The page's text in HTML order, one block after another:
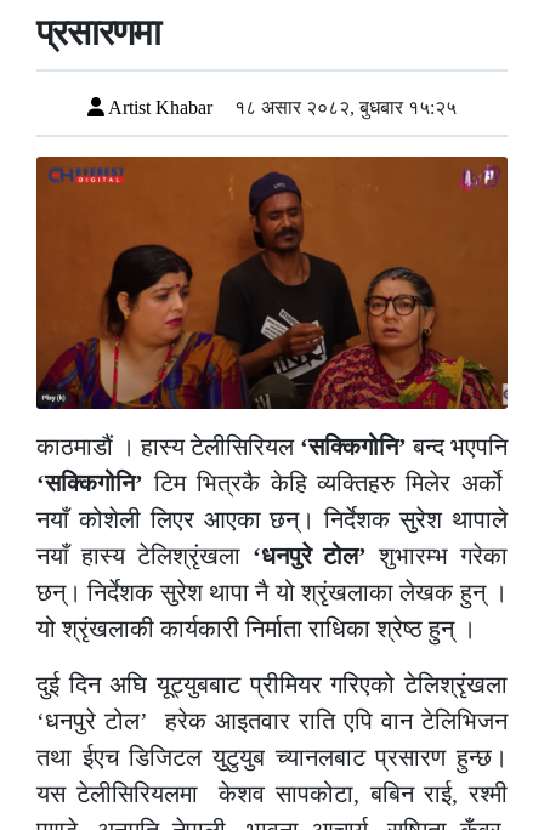
प्रसारणमा
Artist Khabar १८ असार २०८२, बुधबार १५:२५
काठमाडौं । हास्य टेलीसिरियल‘सक्किगोनि’ बन्द भएपनि
‘सक्किगोनि’ टिम भित्रकै केहि व्यक्तिहरु मिलेर अर्को
नयाँ कोशेली लिएर आएका छन्। निर्देशक सुरेश थापाले
नयाँ हास्य टेलिश्रृंखला ‘धनपुरे टोल’ शुभारम्भ गरेका
छन्। निर्देशक सुरेश थापा नै यो श्रृंखलाका लेखक हुन् ।
यो श्रृंखलाकी कार्यकारी निर्माता राधिका श्रेष्ठ हुन् ।
दुई दिन अघि यूट्युबबाट प्रीमियर गरिएको टेलिश्रृंखला
‘धनपुरे टोल’ हरेक आइतवार राति एपि वान टेलिभिजन
तथा ईएच डिजिटल युटुयुब च्यानलबाट प्रसारण हुन्छ।
यस टेलीसिरियलमा केशव सापकोटा, बबिन राई, रश्मी